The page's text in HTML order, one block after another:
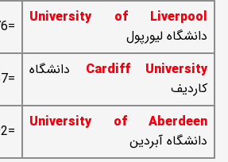
University of Liverpool
دانشگاه لیورپول
=176
Cardiff University دانشگاه
کاردیف
=187
University of Aberdeen
دانشگاه آبردین
=192